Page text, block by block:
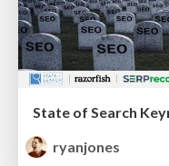
ryanjones